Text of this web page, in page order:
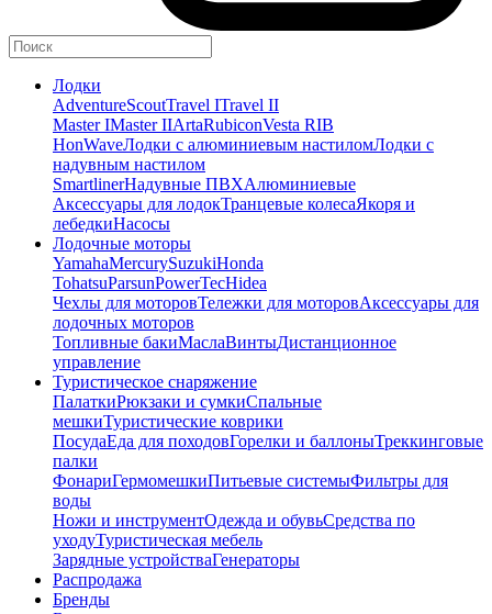
Лодки
AdventureScoutTravel ITravel II
Master IMaster IIArtaRubiconVesta RIB
HonWaveЛодки с алюминиевым настиломЛодки с
надувным настилом
SmartlinerНадувные ПВХАлюминиевые
Аксессуары для лодокТранцевые колесаЯкоря и
лебедкиНасосы
Лодочные моторы
YamahaMercurySuzukiHonda
TohatsuParsunPowerTecHidea
Чехлы для моторовТележки для моторовАксессуары для
лодочных моторов
Топливные бакиМаслаВинтыДистанционное
управление
Туристическое снаряжение
ПалаткиРюкзаки и сумкиСпальные
мешкиТуристические коврики
ПосудаЕда для походовГорелки и баллоныТреккинговые
палки
ФонариГермомешкиПитьевые системыФильтры для
воды
Ножи и инструментОдежда и обувьСредства по
уходуТуристическая мебель
Зарядные устройстваГенераторы
Распродажа
Бренды